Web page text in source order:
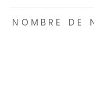
NOMBRE DE